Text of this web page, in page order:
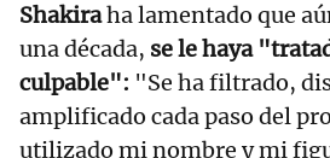
Shakiraha lamentado que
una década, se le haya
culpable": "Se ha filtrado,
amplificado cada paso del
utilizado mi nombre y mi